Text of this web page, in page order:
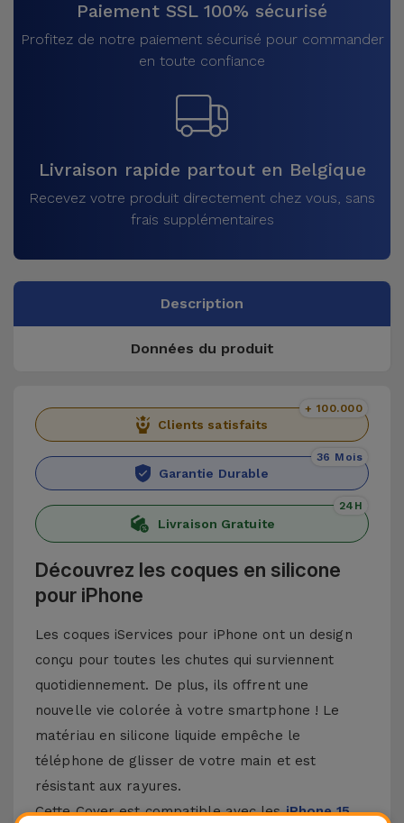
Paiement SSL 100% sécurisé
Profitez de notre paiement sécurisé pour commander
en toute confiance
Livraison rapide partout en Belgique
Recevez votre produit directement chez vous, sans
frais supplémentaires
Description
Données du produit
Clients satisfaits
+ 100.000
Garantie Durable
36 Mois
Livraison Gratuite
24H
Découvrez les coques en silicone
pour iPhone
Les coques iServices pour iPhone ont un design
conçu pour toutes les chutes qui surviennent
quotidiennement. De plus, ils offrent une
nouvelle vie colorée à votre smartphone ! Le
matériau en silicone liquide empêche le
téléphone de glisser de votre main et est
résistant aux rayures.
Cette Cover est compatible avec lesiPhone 15,